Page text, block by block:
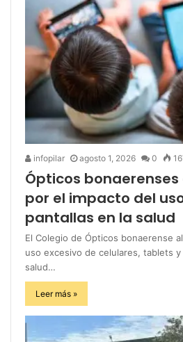
infopilar agosto 1, 2026 0
Ópticos
por el impacto del
pantallas en la salud
El Colegio de Ópticos bonaerense
uso excesivo de celulares, tablets
salud…
Leer más »